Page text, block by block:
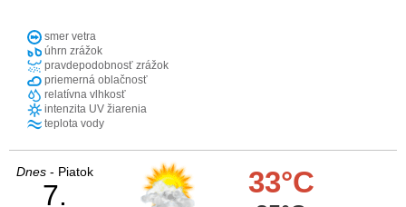
smer vetra
úhrn zrážok
pravdepodobnosť zrážok
priemerná oblačnosť
relatívna vlhkosť
intenzita UV žiarenia
teplota vody
Dnes- Piatok
7. 33°C